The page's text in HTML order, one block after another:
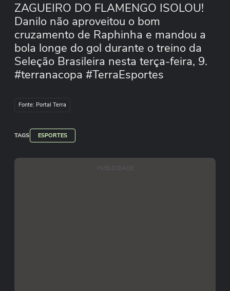
ZAGUEIRO DO FLAMENGO ISOLOU!
Danilo não aproveitou o bom
cruzamento de Raphinha e mandou a
bola longe do gol durante o treino da
Seleção Brasileira nesta terça-feira, 9.
#terranacopa #TerraEsportes
Fonte: Portal Terra
TAGS ESPORTES
PUBLICIDADE